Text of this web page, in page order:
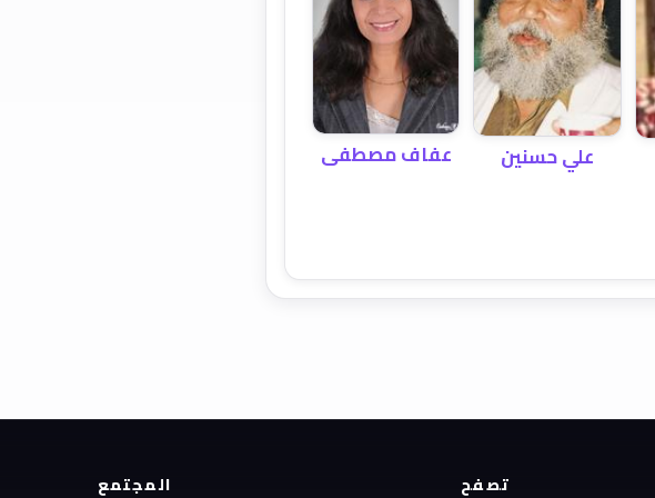
علي حسنين
عفاف مصطفى
تصفح المجتمع